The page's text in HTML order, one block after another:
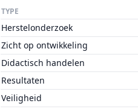
TYPE
Herstelonderzoek
Zicht op ontwikkeling
Didactisch handelen
Resultaten
Veiligheid